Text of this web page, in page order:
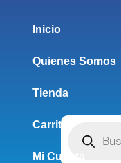
Inicio
Quienes Somos
Tienda
Carrito
Mi Cuenta